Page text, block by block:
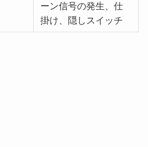
ーン信号の発生、仕
掛け、隠しスイッチ